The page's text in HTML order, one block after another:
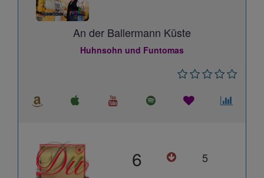
An der Ballermann Küste
Huhnsohn und Funtomas
6 5